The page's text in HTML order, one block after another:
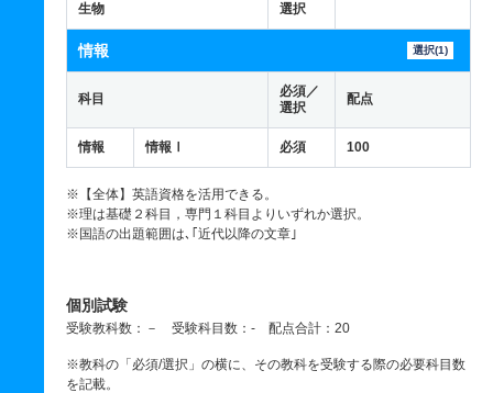
生物 選択
情報 選択(1)
科目
必須／
選択
配点
情報 情報Ⅰ 必須 100
※【全体】英語資格を活用できる。
※理は基礎２科目，専門１科目よりいずれか選択。
※国語の出題範囲は､｢近代以降の文章｣
個別試験
受験教科数：－ 受験科目数：- 配点合計：20
※教科の「必須/選択」の横に、その教科を受験する際の必要科目数
を記載。